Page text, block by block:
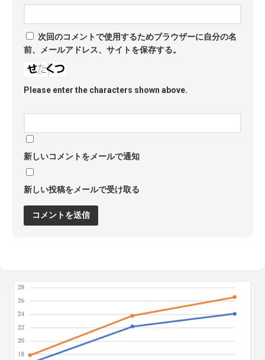
次回のコメントで使用するためブラウザーに自分の名
前、メールアドレス、サイトを保存する。
Please enter the characters shown above.
新しいコメントをメールで通知
新しい投稿をメールで受け取る